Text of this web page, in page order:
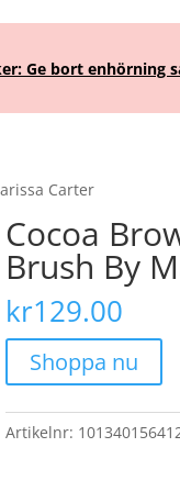
Ge bort enhörning
Carter
Cocoa
Brush By
kr129.00
Shoppa nu
Artikelnr: